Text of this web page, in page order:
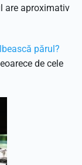
are aproximativ
părul?
de cele